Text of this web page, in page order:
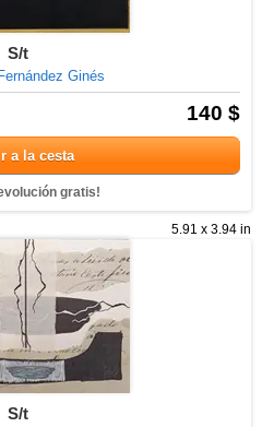
S/t
Ginés
140 $
a la cesta
gratis!
5.91 x 3.94 in
S/t